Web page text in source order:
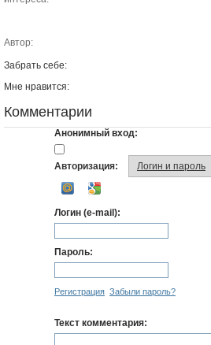
Автор:
Забрать себе:
Мне нравится:
Комментарии
Анонимный вход:
Авторизация: Логин и пароль
Логин (e-mail):
Пароль:
Регистрация Забыли пароль?
Текст комментария: